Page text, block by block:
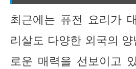
최근에는 퓨전 요리가
리살도 다양한 외국의
로운 매력을 선보이고